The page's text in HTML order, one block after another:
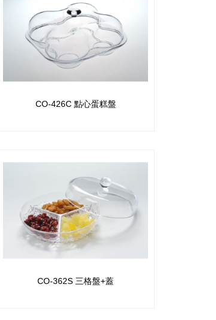
CO-426C 點心蛋糕盤
CO-362S 三格盤+蓋